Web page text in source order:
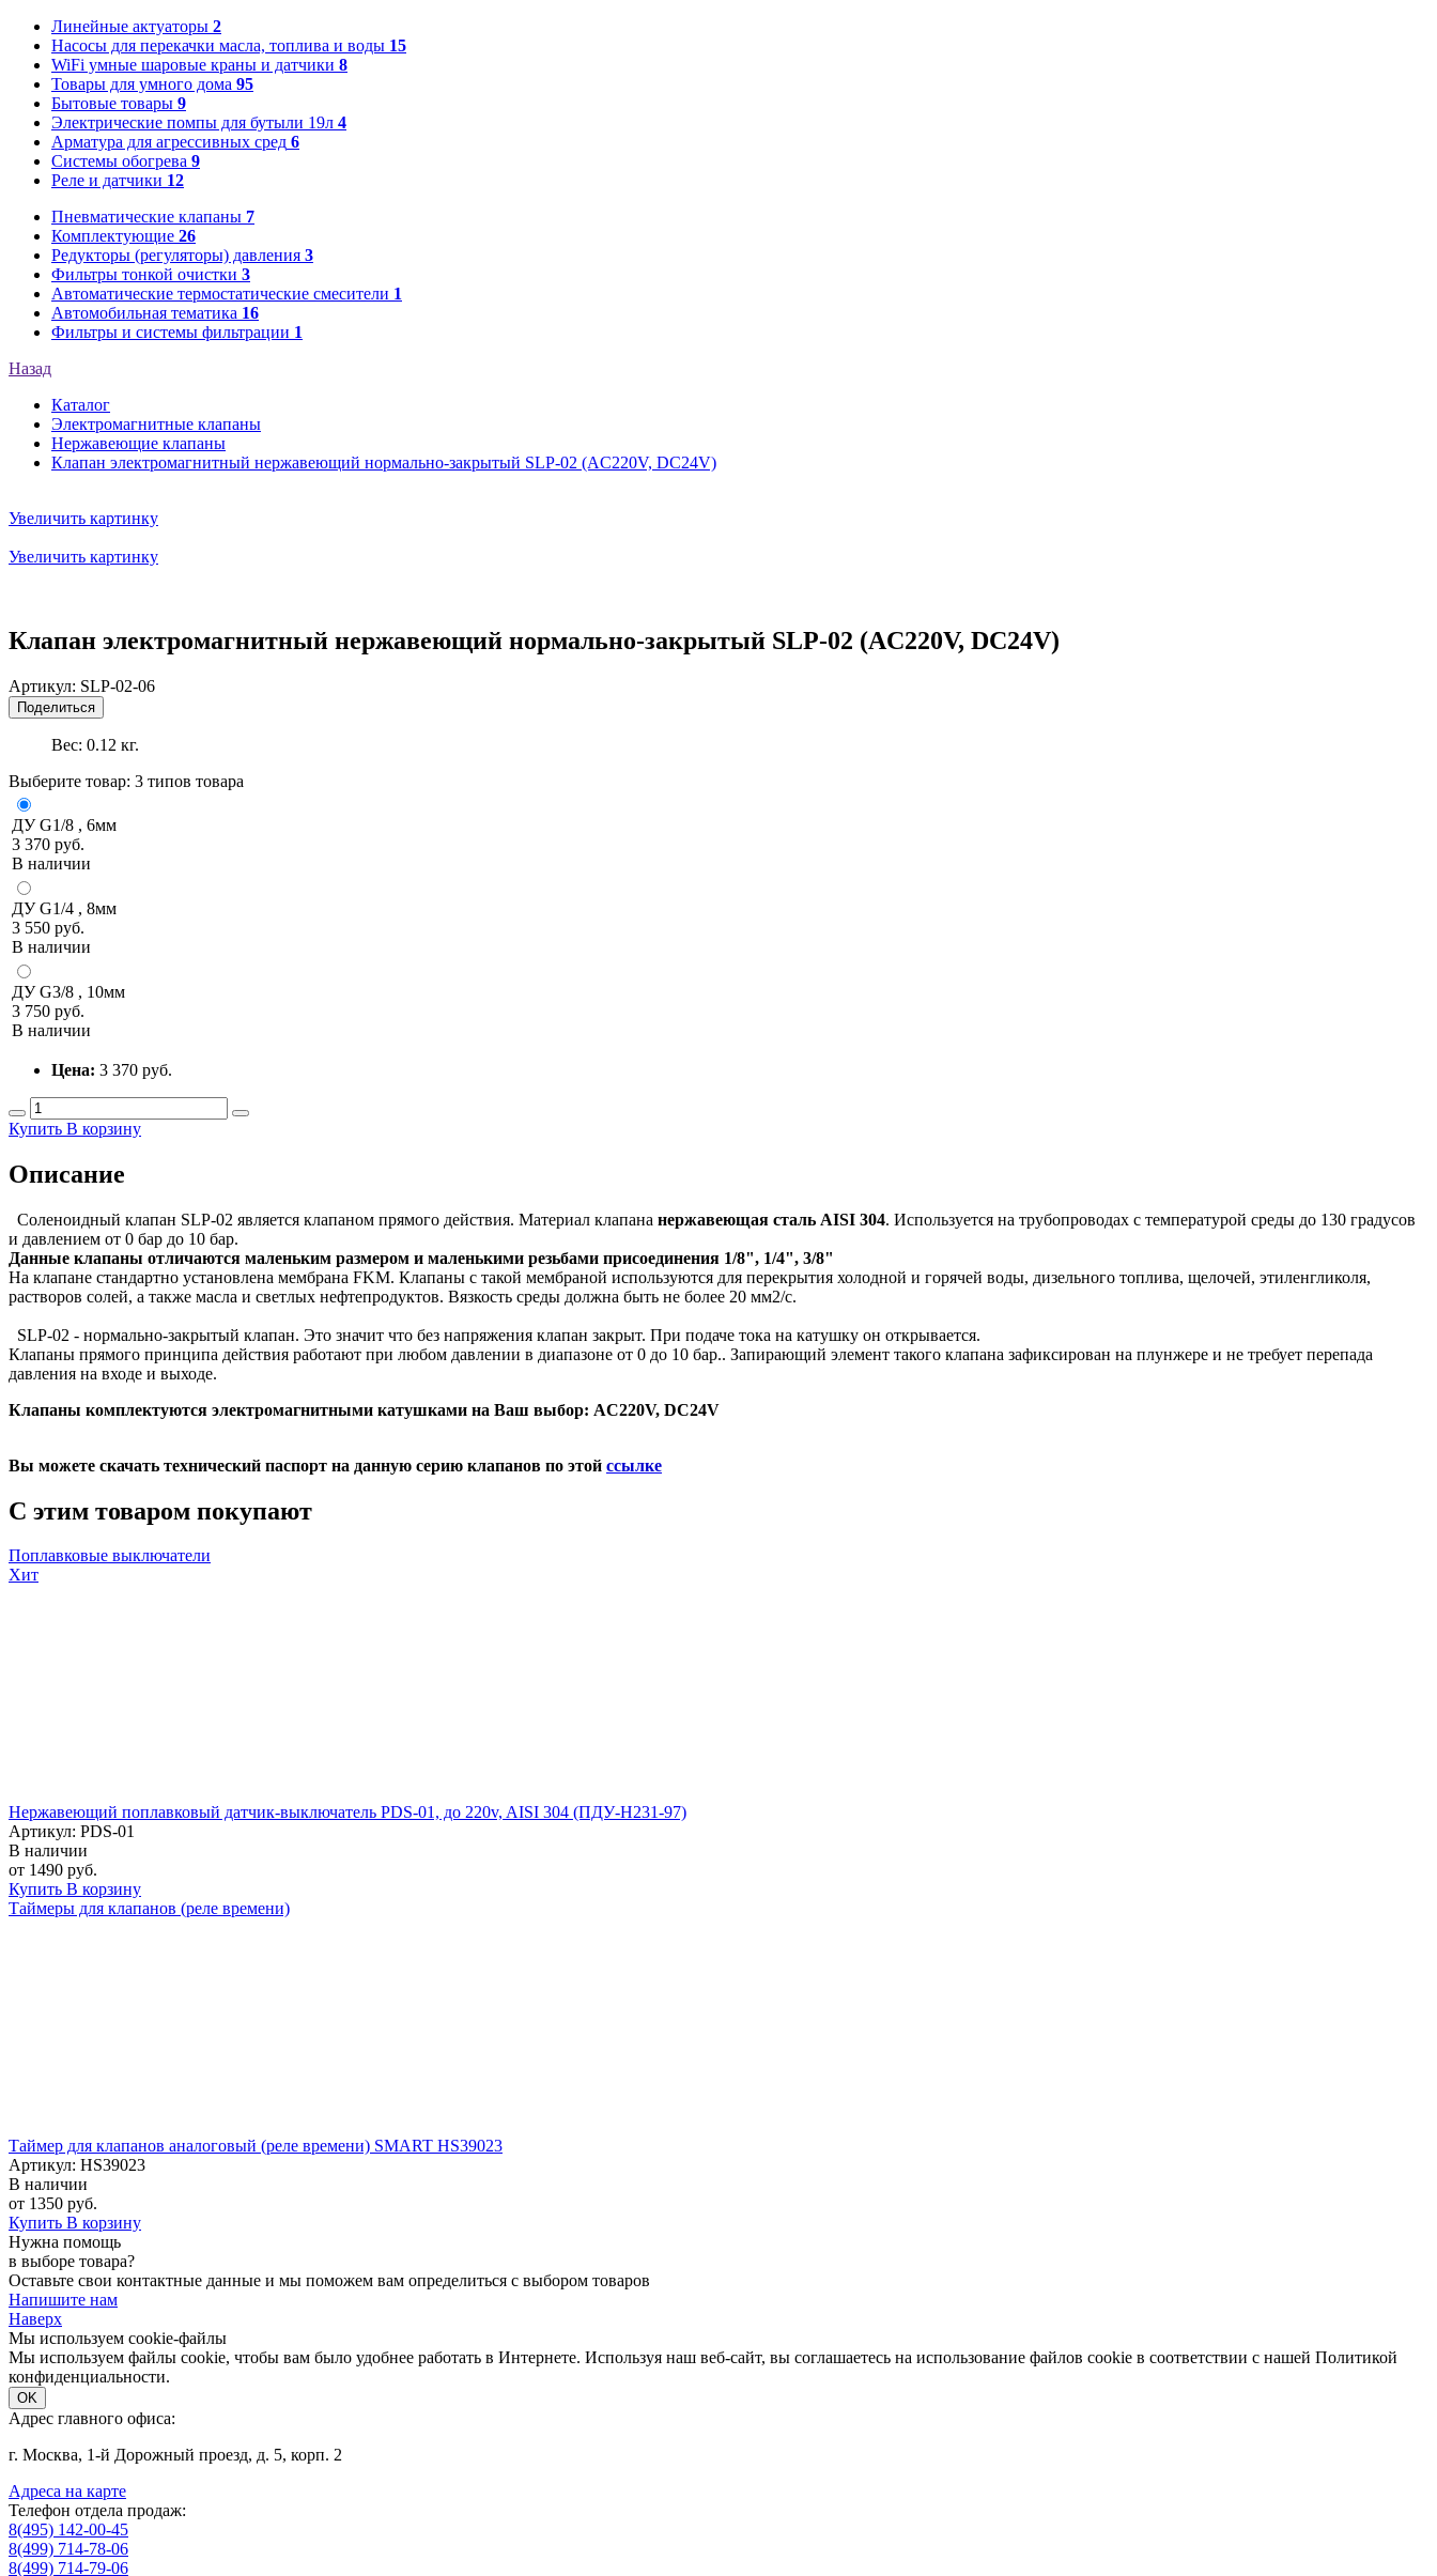
Линейные актуаторы 2
Насосы для перекачки масла, топлива и воды 15
WiFi умные шаровые краны и датчики 8
Товары для умного дома 95
Бытовые товары 9
Электрические помпы для бутыли 19л 4
Арматура для агрессивных сред 6
Системы обогрева 9
Реле и датчики 12
Пневматические клапаны 7
Комплектующие 26
Редукторы (регуляторы) давления 3
Фильтры тонкой очистки 3
Автоматические термостатические смесители 1
Автомобильная тематика 16
Фильтры и системы фильтрации 1
Назад
Каталог
Электромагнитные клапаны
Нержавеющие клапаны
Клапан электромагнитный нержавеющий нормально-закрытый SLP-02 (AC220V, DC24V)
Увеличить картинку
Увеличить картинку
Клапан электромагнитный нержавеющий нормально-закрытый SLP-02 (AC220V, DC24V)
Артикул: SLP-02-06
Поделиться
Вес: 0.12 кг.
Выберите товар: 3 типов товара
ДУ G1/8 , 6мм
3 370 руб.
В наличии
ДУ G1/4 , 8мм
3 550 руб.
В наличии
ДУ G3/8 , 10мм
3 750 руб.
В наличии
Цена: 3 370 руб.
Купить В корзину
Описание
Соленоидный клапан SLP-02 является клапаном прямого действия. Материал клапана нержавеющая сталь AISI 304. Используется на трубопроводах с температурой среды до 130 градусов
и давлением от 0 бар до 10 бар.
Данные клапаны отличаются маленьким размером и маленькими резьбами присоединения 1/8", 1/4", 3/8"
На клапане стандартно установлена мембрана FKM. Клапаны с такой мембраной используются для перекрытия холодной и горячей воды, дизельного топлива, щелочей, этиленгликоля,
растворов солей, а также масла и светлых нефтепродуктов. Вязкость среды должна быть не более 20 мм2/с.
SLP-02 - нормально-закрытый клапан. Это значит что без напряжения клапан закрыт. При подаче тока на катушку он открывается.
Клапаны прямого принципа действия работают при любом давлении в диапазоне от 0 до 10 бар.. Запирающий элемент такого клапана зафиксирован на плунжере и не требует перепада
давления на входе и выходе.
Клапаны комплектуются электромагнитными катушками на Ваш выбор: AC220V, DC24V
Вы можете скачать технический паспорт на данную серию клапанов по этой ссылке
С этим товаром покупают
Поплавковые выключатели
Хит
Нержавеющий поплавковый датчик-выключатель PDS-01, до 220v, AISI 304 (ПДУ-Н231-97)
Артикул: PDS-01
В наличии
от 1490 руб.
Купить В корзину
Таймеры для клапанов (реле времени)
Таймер для клапанов аналоговый (реле времени) SMART HS39023
Артикул: HS39023
В наличии
от 1350 руб.
Купить В корзину
Нужна помощь
в выборе товара?
Оставьте свои контактные данные и мы поможем вам определиться с выбором товаров
Напишите нам
Наверх
Мы используем cookie-файлы
Мы используем файлы cookie, чтобы вам было удобнее работать в Интернете. Используя наш веб-сайт, вы соглашаетесь на использование файлов cookie в соответствии с нашей Политикой
конфиденциальности.
OK
Адрес главного офиса:
г. Москва, 1-й Дорожный проезд, д. 5, корп. 2
Адреса на карте
Телефон отдела продаж:
8(495) 142-00-45
8(499) 714-78-06
8(499) 714-79-06